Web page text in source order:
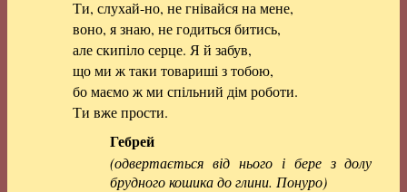
Ти, слухай-но, не гнівайся на мене,
воно, я знаю, не годиться битись,
але скипіло серце. Я й забув,
що ми ж таки товариші з тобою,
бо маємо ж ми спільний дім роботи.
Ти вже прости.
Гебрей
(одвертається від нього і бере з долу
брудного кошика до глини. Понуро)